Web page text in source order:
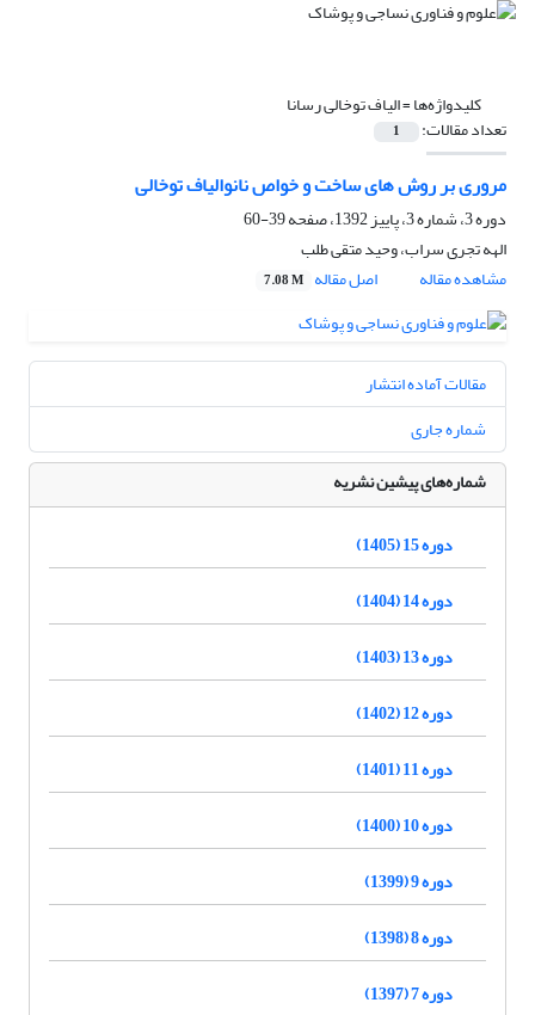
کلیدواژه‌ها =الیاف توخالی رسانا
تعداد مقالات: 1
مروری بر روش های ساخت و خواص نانوالیاف توخالی
دوره 3، شماره 3، پاییز 1392، صفحه
39-60
الهه تجری سراب، وحید متقی طلب
مشاهده مقاله
اصل مقاله 7.08 M
مقالات آماده انتشار
شماره جاری
شماره‌های پیشین نشریه
دوره 15 (1405)
دوره 14 (1404)
دوره 13 (1403)
دوره 12 (1402)
دوره 11 (1401)
دوره 10 (1400)
دوره 9 (1399)
دوره 8 (1398)
دوره 7 (1397)